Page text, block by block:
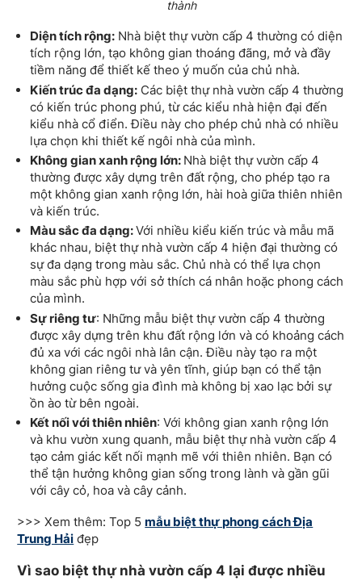
thành
Diện tích rộng: Nhà biệt thự vườn cấp 4 thường có diện
tích rộng lớn, tạo không gian thoáng đãng, mở và đầy
tiềm năng để thiết kế theo ý muốn của chủ nhà.
Kiến trúc đa dạng: Các biệt thự nhà vườn cấp 4 thường
có kiến trúc phong phú, từ các kiểu nhà hiện đại đến
kiểu nhà cổ điển. Điều này cho phép chủ nhà có nhiều
lựa chọn khi thiết kế ngôi nhà của mình.
Không gian xanh rộng lớn: Nhà biệt thự vườn cấp 4
thường được xây dựng trên đất rộng, cho phép tạo ra
một không gian xanh rộng lớn, hài hoà giữa thiên nhiên
và kiến trúc.
Màu sắc đa dạng:Với nhiều kiểu kiến trúc và mẫu mã
khác nhau, biệt thự nhà vườn cấp 4 hiện đại thường có
sự đa dạng trong màu sắc. Chủ nhà có thể lựa chọn
màu sắc phù hợp với sở thích cá nhân hoặc phong cách
của mình.
Sự riêng tư: Những mẫu biệt thự vườn cấp 4 thường
được xây dựng trên khu đất rộng lớn và có khoảng cách
đủ xa với các ngôi nhà lân cận. Điều này tạo ra một
không gian riêng tư và yên tĩnh, giúp bạn có thể tận
hưởng cuộc sống gia đình mà không bị xao lạc bởi sự
ồn ào từ bên ngoài.
Kết nối với thiên nhiên: Với không gian xanh rộng lớn
và khu vườn xung quanh, mẫu biệt thự nhà vườn cấp 4
tạo cảm giác kết nối mạnh mẽ với thiên nhiên. Bạn có
thể tận hưởng không gian sống trong lành và gần gũi
với cây cỏ, hoa và cây cảnh.
>>> Xem thêm: Top 5mẫu biệt thự phong cách Địa
Trung Hải đẹp
Vì sao biệt thự nhà vườn cấp 4 lại được nhiều